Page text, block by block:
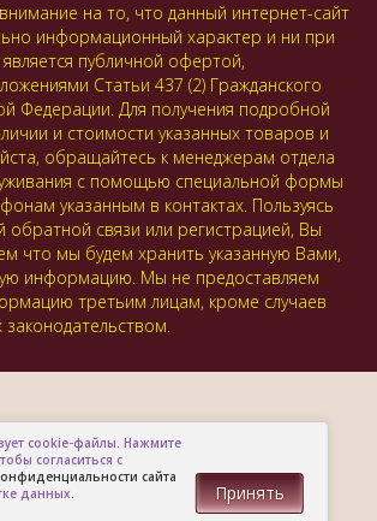
на то, что данный интернет-сайт
информационный характер и ни при
является публичной офертой,
Статьи 437 (2) Гражданского
Федерации. Для получения подробной
и стоимости указанных товаров и
обращайтесь к менеджерам отдела
с помощью специальной формы
указанным в контактах. Пользуясь
обратной связи или регистрацией, Вы
что мы будем хранить указанную Вами,
информацию. Мы не предоставляем
третьим лицам, кроме случаев
cookie-файлы. Нажмите
согласиться с
сайта
данных.
Принять